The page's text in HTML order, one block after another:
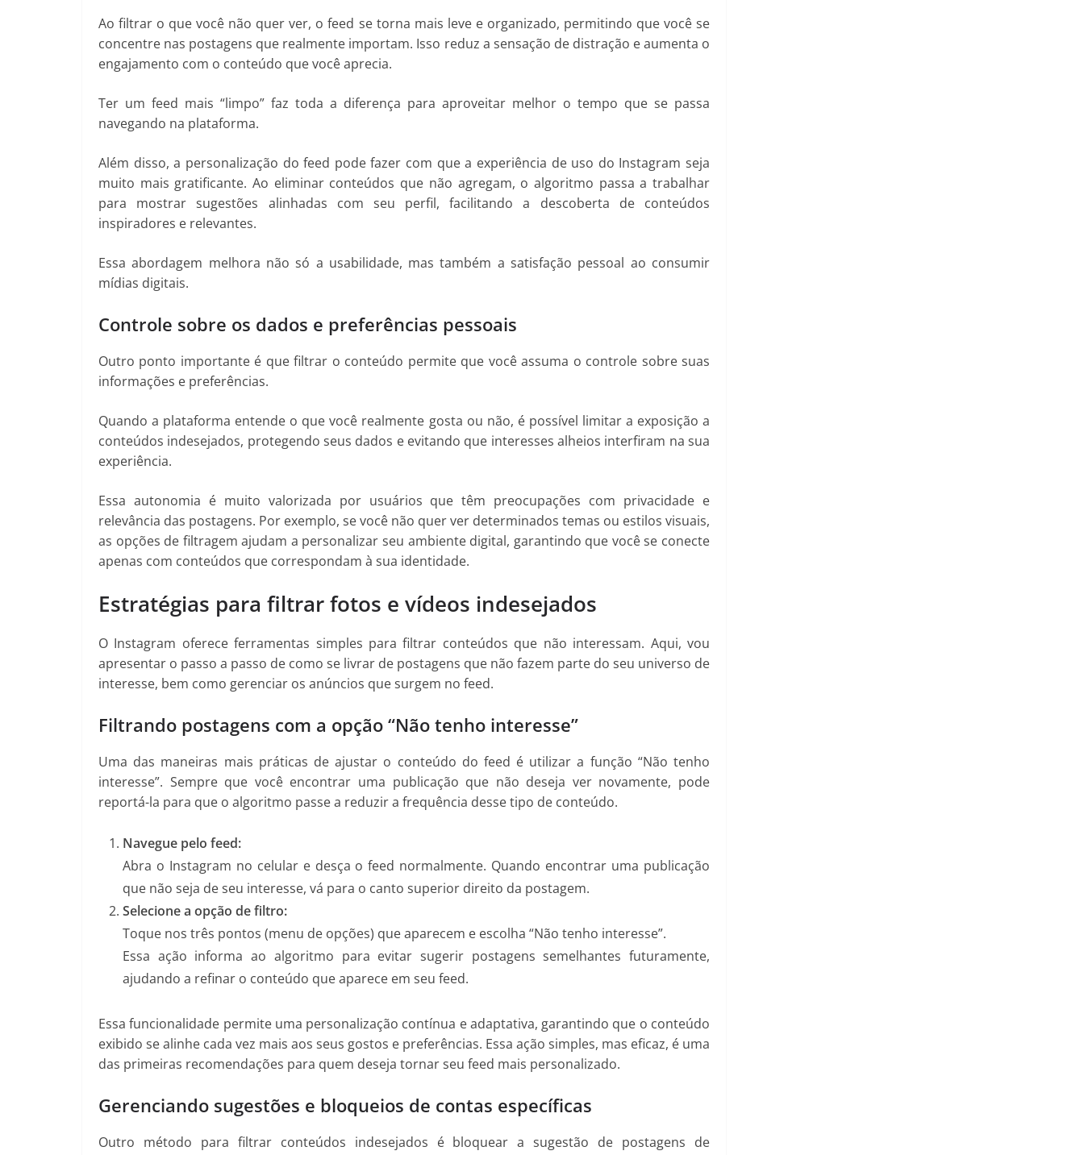
Ao filtrar o que você não quer ver, o feed se torna mais leve e organizado, permitindo que você se
concentre nas postagens que realmente importam. Isso reduz a sensação de distração e aumenta o
engajamento com o conteúdo que você aprecia.
Ter um feed mais “limpo” faz toda a diferença para aproveitar melhor o tempo que se passa
navegando na plataforma.
Além disso, a personalização do feed pode fazer com que a experiência de uso do Instagram seja
muito mais gratificante. Ao eliminar conteúdos que não agregam, o algoritmo passa a trabalhar
para mostrar sugestões alinhadas com seu perfil, facilitando a descoberta de conteúdos
inspiradores e relevantes.
Essa abordagem melhora não só a usabilidade, mas também a satisfação pessoal ao consumir
mídias digitais.
Controle sobre os dados e preferências pessoais
Outro ponto importante é que filtrar o conteúdo permite que você assuma o controle sobre suas
informações e preferências.
Quando a plataforma entende o que você realmente gosta ou não, é possível limitar a exposição a
conteúdos indesejados, protegendo seus dados e evitando que interesses alheios interfiram na sua
experiência.
Essa autonomia é muito valorizada por usuários que têm preocupações com privacidade e
relevância das postagens. Por exemplo, se você não quer ver determinados temas ou estilos visuais,
as opções de filtragem ajudam a personalizar seu ambiente digital, garantindo que você se conecte
apenas com conteúdos que correspondam à sua identidade.
Estratégias para filtrar fotos e vídeos indesejados
O Instagram oferece ferramentas simples para filtrar conteúdos que não interessam. Aqui, vou
apresentar o passo a passo de como se livrar de postagens que não fazem parte do seu universo de
interesse, bem como gerenciar os anúncios que surgem no feed.
Filtrando postagens com a opção “Não tenho interesse”
Uma das maneiras mais práticas de ajustar o conteúdo do feed é utilizar a função “Não tenho
interesse”. Sempre que você encontrar uma publicação que não deseja ver novamente, pode
reportá-la para que o algoritmo passe a reduzir a frequência desse tipo de conteúdo.
Navegue pelo feed:
Abra o Instagram no celular e desça o feed normalmente. Quando encontrar uma publicação
que não seja de seu interesse, vá para o canto superior direito da postagem.
Selecione a opção de filtro:
Toque nos três pontos (menu de opções) que aparecem e escolha “Não tenho interesse”.
Essa ação informa ao algoritmo para evitar sugerir postagens semelhantes futuramente,
ajudando a refinar o conteúdo que aparece em seu feed.
Essa funcionalidade permite uma personalização contínua e adaptativa, garantindo que o conteúdo
exibido se alinhe cada vez mais aos seus gostos e preferências. Essa ação simples, mas eficaz, é uma
das primeiras recomendações para quem deseja tornar seu feed mais personalizado.
Gerenciando sugestões e bloqueios de contas específicas
Outro método para filtrar conteúdos indesejados é bloquear a sugestão de postagens de